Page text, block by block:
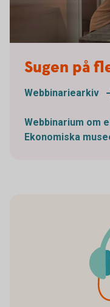
Sugen på
Webbinariearkiv
Webbinarium om
Ekonomiska